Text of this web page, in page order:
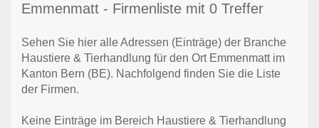
Emmenmatt - Firmenliste mit 0 Treffer
Sehen Sie hier alle Adressen (Einträge) der Branche
Haustiere & Tierhandlung für den Ort Emmenmatt im
Kanton Bern (BE). Nachfolgend finden Sie die Liste
der Firmen.
Keine Einträge im Bereich Haustiere & Tierhandlung